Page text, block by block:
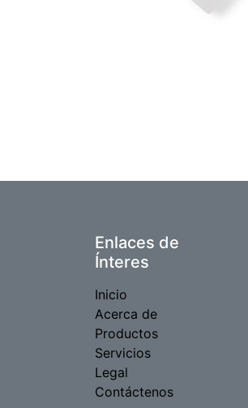
Enlaces de
Ínteres
Inicio
Acerca de
Productos
Servicios
Legal
Contáctenos